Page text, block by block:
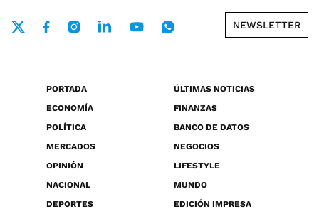
NEWSLETTER
PORTADA
ÚLTIMAS NOTICIAS
ECONOMÍA
FINANZAS
POLÍTICA
BANCO DE DATOS
MERCADOS
NEGOCIOS
OPINIÓN
LIFESTYLE
NACIONAL
MUNDO
DEPORTES
EDICIÓN IMPRESA